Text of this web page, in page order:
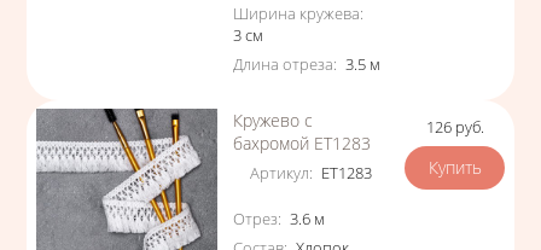
Ширина кружева:
3см
Длина отреза: 3.5 м
Кружево с
бахромой ЕТ1283
Артикул: ЕТ1283
Характеристики
Отрез: 3.6 м
Цена
126 руб.